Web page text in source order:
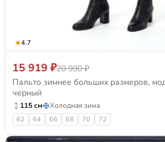
4.7
15 919 ₽20 990 ₽
Пальто зимнее больших размеров,
черный
115 см Холодная зима
62 64 66 68 70 72